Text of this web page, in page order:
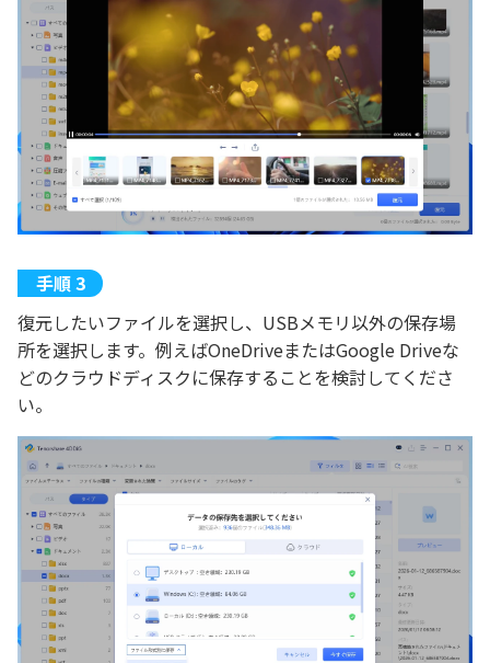
復元したいファイルを選択し、USBメモリ以外の保存場
所を選択します。例えばOneDriveまたはGoogle Driveな
どのクラウドディスクに保存することを検討してくださ
い。